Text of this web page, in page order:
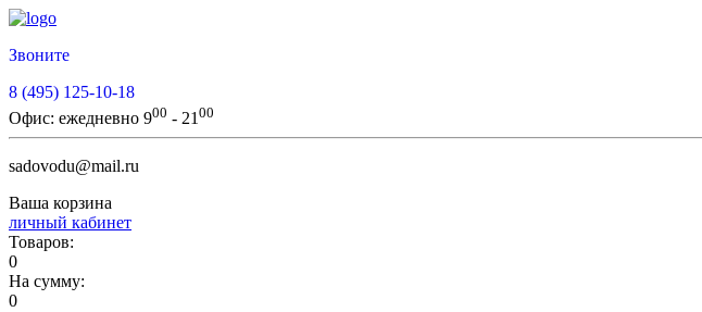
Звоните
8 (495) 125-10-18
Офис: ежедневно 900 - 21 00
sadovodu@mail.ru
Ваша корзина
личный кабинет
Товаров:
0
На сумму:
0